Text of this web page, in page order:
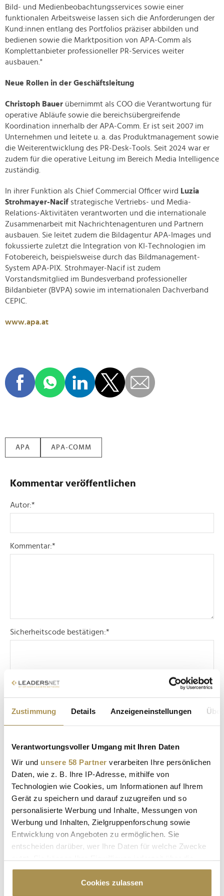
Zustimmung Details Anzeigeneinstellungen
Verantwortungsvoller Umgang mit Ihren Daten
Wir und unsere 58 Partner verarbeiten Ihre persönlichen
Daten, wie z. B. Ihre IP-Adresse, mithilfe von
Technologien wie Cookies, um Informationen auf Ihrem
Gerät zu speichern und darauf zuzugreifen und so
personalisierte Werbung und Inhalte, Messungen von
Werbung und Inhalten, Zielgruppenforschung sowie
Entwicklung von Angeboten zu ermöglichen. Sie
entscheiden darüber, wer Ihre Daten für welche Zwecke
Cookie-Erklärung oder durch Klicken auf das Privacy
Trigger Symbol ändern oder widerrufen
Cookies zulassen
Bild- und Medienbeobachtungsservices sowie einer
funktionalen Arbeitsweise lassen sich die Anforderungen der
Kund:innen entlang des Portfolios präziser abbilden und
bedienen sowie die Marktposition von APA-Comm als
Komplettanbieter professioneller PR-Services weiter
ausbauen."
Neue Rollen in der Geschäftsleitung
Christoph Bauer übernimmt als COO die Verantwortung für
operative Abläufe sowie die bereichsübergreifende
Koordination innerhalb der APA-Comm. Er ist seit 2007 im
Unternehmen und leitete u. a. das Produktmanagement sowie
die Weiterentwicklung des PR-Desk-Tools. Seit 2024 war er
zudem für die operative Leitung im Bereich Media Intelligence
zuständig.
In ihrer Funktion als Chief Commercial Officer wird Luzia
Strohmayer-Nacif strategische Vertriebs- und Media-
Relations-Aktivitäten verantworten und die internationale
Zusammenarbeit mit Nachrichtenagenturen und Partnern
ausbauen. Sie leitet zudem die Bildagentur APA-Images und
fokussierte zuletzt die Integration von KI-Technologien im
Fotobereich, beispielsweise durch das Bildmanagement-
System APA-PIX. Strohmayer-Nacif ist zudem
Vorstandsmitglied im Bundesverband professioneller
Bildanbieter (BVPA) sowie im internationalen Dachverband
CEPIC.
www.apa.at
APA APA-COMM
Kommentar veröffentlichen
Autor:*
Kommentar:*
Sicherheitscode bestätigen:*
* Pflichtfelder.
LEADERSNET.TV